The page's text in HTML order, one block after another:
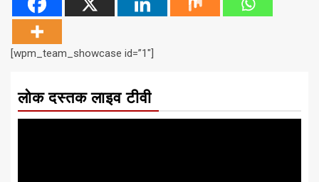
[wpm_team_showcase id=”1″]
लोक दस्तक लाइव टीवी